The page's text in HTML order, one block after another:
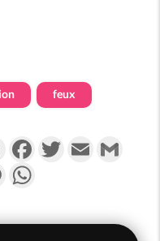
feux
PartagerFacebookTwitterEmail
Messenger